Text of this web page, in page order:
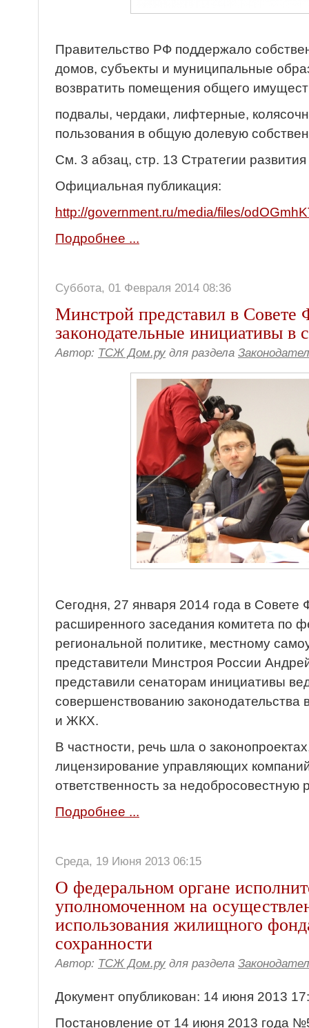
Правительство РФ поддержало
домов, субъекты и муниципальные
возвратить помещения общего
подвалы, чердаки, лифтерные,
пользования в общую долевую
См. 3 абзац, стр. 13 Стратегии
Официальная публикация:
http://government.ru/media/files/
Подробнее ...
Суббота, 01 Февраля 2014 08:36
Минстрой представил в Совете
законодательные инициативы
Автор: ТСЖ Дом.ру для раздела
Сегодня, 27 января 2014 года в
расширенного заседания комитета по
региональной политике, местному
представители Минстроя России
представили сенаторам инициативы
совершенствованию
и ЖКХ.
В частности, речь шла о
лицензирование управляющих
ответственность за недобросовестную
Подробнее ...
Среда, 19 Июня 2013 06:15
О федеральном органе
уполномоченном на
использования жилищного
сохранности
Автор: ТСЖ Дом.ру для раздела
Документ опубликован: 14 июня 2013
Постановление от 14 июня 2013 года